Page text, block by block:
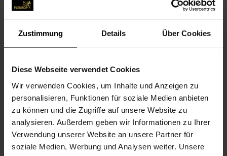
Zustimmung Details Über Cookies
Diese Webseite verwendet Cookies
Wir verwenden Cookies, um Inhalte und Anzeigen zu
personalisieren, Funktionen für soziale Medien anbieten
zu können und die Zugriffe auf unsere Website zu
analysieren. Außerdem geben wir Informationen zu Ihrer
Verwendung unserer Website an unsere Partner für
soziale Medien, Werbung und Analysen weiter. Unsere
KONTAKT
Büring Jens, Blumen-Hettmann
Platz der Demokratie 3
15236 Frankfurt (Oder)
0335-54 44 82
0335-52 77 61